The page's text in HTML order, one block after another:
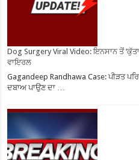
Dog Surgery Viral Video: ਇਨਸਾਨ ਤੋਂ
ਵਾਇਰਲ
Gagandeep Randhawa Case: ਪੀੜਤ
ਦਬਾਅ ਪਾਉਣ ਦਾ …